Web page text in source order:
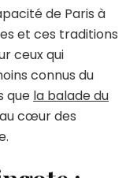
de Paris à
et ces traditions
ceux qui
connus du
que la balade du
cœur des